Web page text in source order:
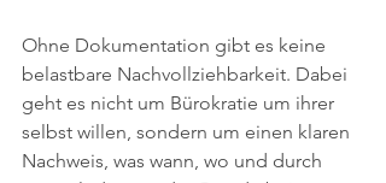
Ohne Dokumentation gibt es keine
belastbare Nachvollziehbarkeit. Dabei
geht es nicht um Bürokratie um ihrer
selbst willen, sondern um einen klaren
Nachweis, was wann, wo und durch